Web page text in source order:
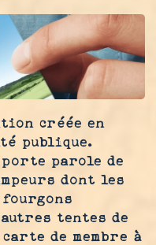
créée en
publique.
parole de
dont les
tentes de
de membre à